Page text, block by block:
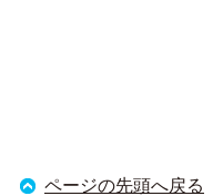
ページの先頭へ戻る